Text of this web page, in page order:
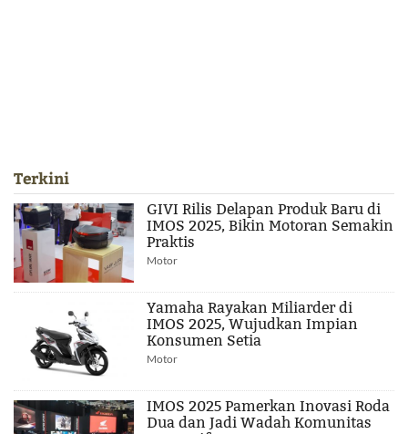
Terkini
GIVI Rilis Delapan Produk Baru di
IMOS 2025, Bikin Motoran Semakin
Praktis
Motor
Yamaha Rayakan Miliarder di
IMOS 2025, Wujudkan Impian
Konsumen Setia
Motor
IMOS 2025 Pamerkan Inovasi Roda
Dua dan Jadi Wadah Komunitas